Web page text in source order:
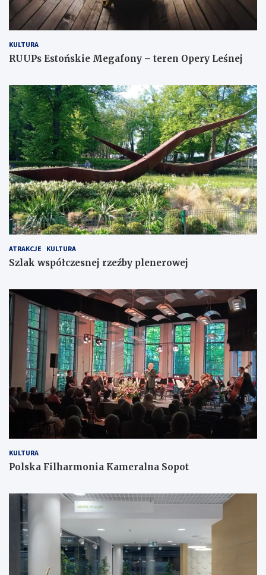
KULTURA
RUUPs Estońskie Megafony – teren Opery Leśnej
ATRAKCJE KULTURA
Szlak współczesnej rzeźby plenerowej
KULTURA
Polska Filharmonia Kameralna Sopot